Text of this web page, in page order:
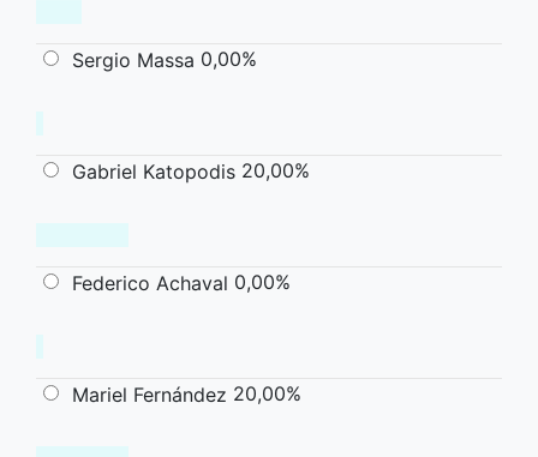
Sergio Massa 0,00%
Gabriel Katopodis 20,00%
Federico Achaval 0,00%
Mariel Fernández 20,00%